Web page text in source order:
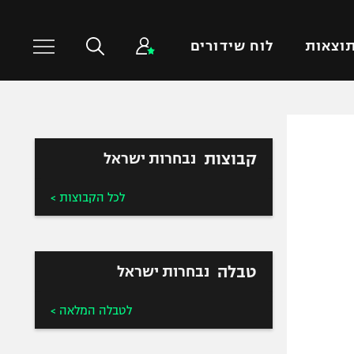
תוצאות לוח שידורים
טניס
ספורט אולימפי
UFC
קבוצות נבחרות ישראל
לכל הקבוצות >
טבלה נבחרות ישראל
לטבלה המלאה >